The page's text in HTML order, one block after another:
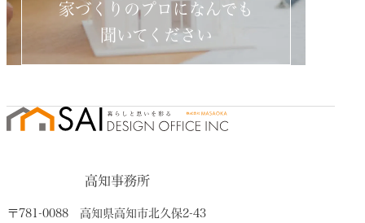
家づくりのプロになんでも
聞いてください
高知事務所
〒781-0088 高知県高知市北久保2-43